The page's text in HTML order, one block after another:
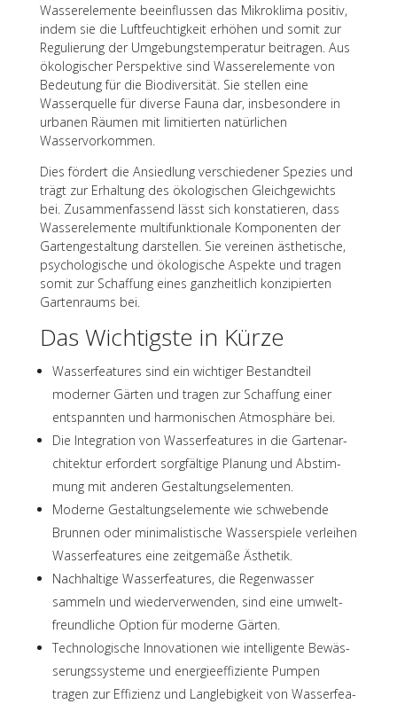
Wasser­ele­mente beein­flus­sen das Mikro­klima posi­tiv,
indem sie die Luft­feuch­tig­keit erhö­hen und somit zur
Regu­lie­rung der Umge­bungs­tem­pe­ra­tur beitra­gen. Aus
ökolo­gi­scher Perspek­tive sind Wasser­ele­mente von
Bedeu­tung für die Biodi­ver­si­tät. Sie stel­len eine
Wasser­quelle für diverse Fauna dar, insbe­son­dere in
urba­nen Räumen mit limi­tier­ten natür­li­chen
Wasservorkommen.
Dies fördert die Ansied­lung verschie­de­ner Spezies und
trägt zur Erhal­tung des ökolo­gi­schen Gleich­ge­wichts
bei. Zusam­men­fas­send lässt sich konsta­tie­ren, dass
Wasser­ele­mente multi­funk­tio­nale Kompo­nen­ten der
Garten­ge­stal­tung darstel­len. Sie verei­nen ästhe­ti­sche,
psycho­lo­gi­sche und ökolo­gi­sche Aspekte und tragen
somit zur Schaf­fung eines ganz­heit­lich konzi­pier­ten
Garten­raums bei.
Das Wich­tigste in Kürze
Wasser­fea­tures sind ein wich­ti­ger Bestand­teil
moder­ner Gärten und tragen zur Schaf­fung einer
entspann­ten und harmo­ni­schen Atmo­sphäre bei.
Die Inte­gra­tion von Wasser­fea­tures in die Garten­ar­
chi­tek­tur erfor­dert sorg­fäl­tige Planung und Abstim­
mung mit ande­ren Gestaltungselementen.
Moderne Gestal­tungs­ele­mente wie schwe­bende
Brun­nen oder mini­ma­lis­ti­sche Wasser­spiele verlei­hen
Wasser­fea­tures eine zeit­ge­mäße Ästhetik.
Nach­hal­tige Wasser­fea­tures, die Regen­was­ser
sammeln und wieder­ver­wen­den, sind eine umwelt­
freund­li­che Option für moderne Gärten.
Tech­no­lo­gi­sche Inno­va­tio­nen wie intel­li­gente Bewäs­
se­rungs­sys­teme und ener­gie­ef­fi­zi­ente Pumpen
tragen zur Effi­zi­enz und Lang­le­big­keit von Wasser­fea­